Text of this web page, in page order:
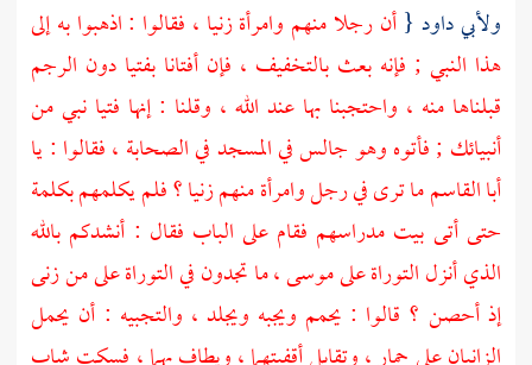
ولأبي داود {أن رجلا منهم وامرأة زنيا ، فقالوا : اذهبوا به إلى
هذا النبي ; فإنه بعث بالتخفيف ، فإن أفتانا بفتيا دون الرجم
قبلناها منه ، واحتجبنا بها عند الله ، وقلنا : إنها فتيا نبي من
أنبيائك ; فأتوه وهو جالس في المسجد في الصحابة ، فقالوا : يا
أبا القاسمما ترى في رجل وامرأة منهم زنيا ؟ فلم يكلمهم بكلمة
حتى أتى بيت مدراسهم فقام على الباب فقال : أنشدكم بالله
الذي أنزل التوراة علىموسى، ما تجدون في التوراة على من زنى
إذ أحصن ؟ قالوا : يحمم ويجبه ويجلد ، والتجبيه : أن يحمل